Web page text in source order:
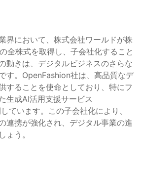
界において、株式会社ワールドが株
全株式を取得し、子会社化すること
動きは、デジタルビジネスのさらな
す。OpenFashion社は、高品質なデ
することを使命としており、特にフ
生成AI活用支援サービス
ています。この子会社化により、
連携が強化され、デジタル事業の進
ょう。